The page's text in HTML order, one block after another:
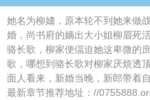
她名为柳嫿，原本轮不到她来做
婚，尚书府的嫡出大小姐柳眉死
骆长歌，柳家便偪迫她这卑微的
歌，哪想到骆长歌对柳家厌烦透
面人看来，新婚当晚，新郎带着
最新章节推荐地址：//